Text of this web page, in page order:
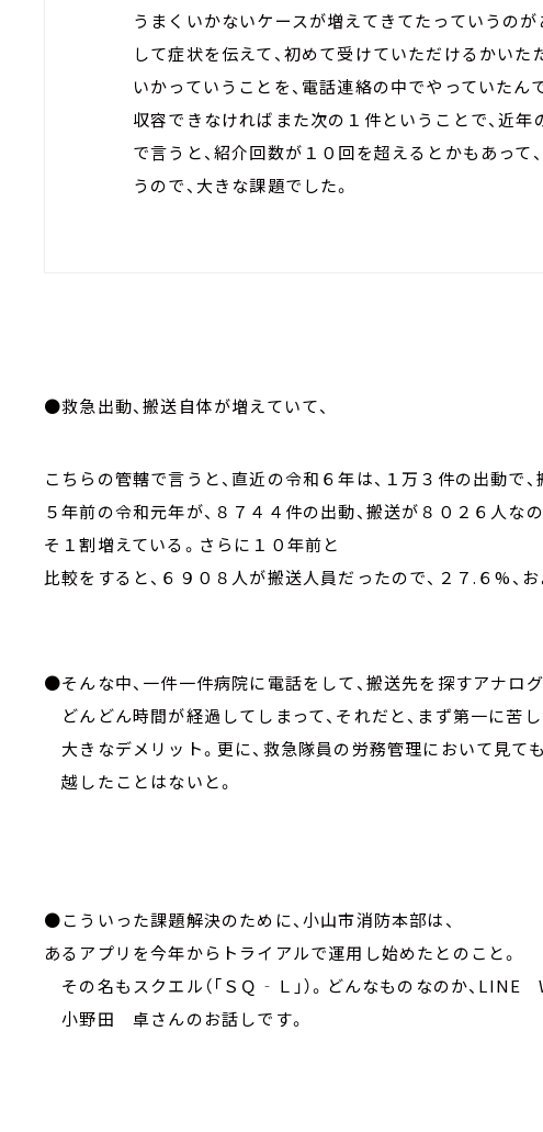
うまくいかないケースが増えてきてたっていうの
して症状を伝えて、初めて受けていただけるかいた
いかっていうことを、電話連絡の中でやっていた
収容できなければまた次の１件ということで、近年
で言うと、紹介回数が１０回を超えるとかもあって
うので、大きな課題でした。
●救急出動、搬送自体が増えていて、
こちらの管轄で言うと、直近の令和６年は、１万３件の出動で、
５年前の令和元年が、８７４４件の出動、搬送が８０２６人な
そ１割増えている。さらに１０年前と
比較をすると、６９０８人が搬送人員だったので、２７.６%、
●そんな中、一件一件病院に電話をして、搬送先を探すアナログ
どんどん時間が経過してしまって、それだと、まず第一に苦
大きなデメリット。更に、救急隊員の労務管理において見て
越したことはないと。
●こういった課題解決のために、小山市消防本部は、
あるアプリを今年からトライアルで運用し始めたとのこと。
その名もスクエル（「ＳＱ‐Ｌ」）。どんなものなのか、LINE
小野田 卓さんのお話しです。